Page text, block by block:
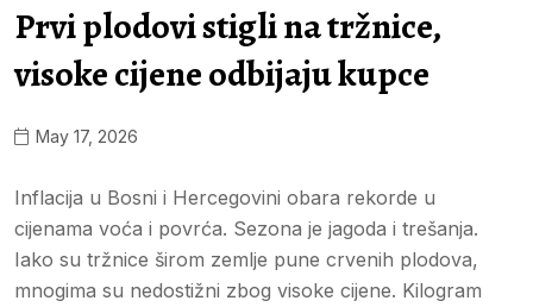
Prvi plodovi stigli na tržnice,
visoke cijene odbijaju kupce
May 17, 2026
Inflacija u Bosni i Hercegovini obara rekorde u
cijenama voća i povrća. Sezona je jagoda i trešanja.
Iako su tržnice širom zemlje pune crvenih plodova,
mnogima su nedostižni zbog visoke cijene. Kilogram